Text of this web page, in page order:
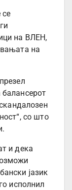
се
на ВЛЕН,
на
со што
и дека
јазик
исполнил